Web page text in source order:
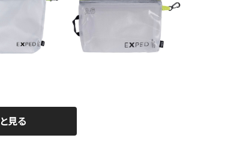
Vista orga
【EXPED】Vista orga
見る